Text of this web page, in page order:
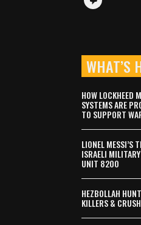
WHAT’S
HOW LOCKHEED
SYSTEMS ARE
TO SUPPORT
LIONEL MESSI’S
ISRAELI
UNIT 8200
HEZBOLLAH
KILLERS &